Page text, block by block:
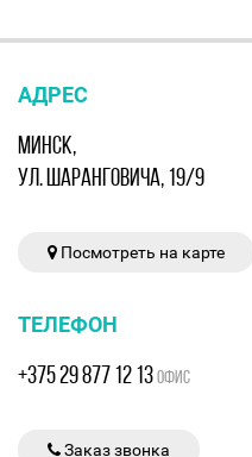
АДРЕС
МИНСК,
УЛ. ШАРАНГОВИЧА, 19/9
Посмотреть на карте
ТЕЛЕФОН
+375 29 877 12 13ОФИС
Заказ звонка